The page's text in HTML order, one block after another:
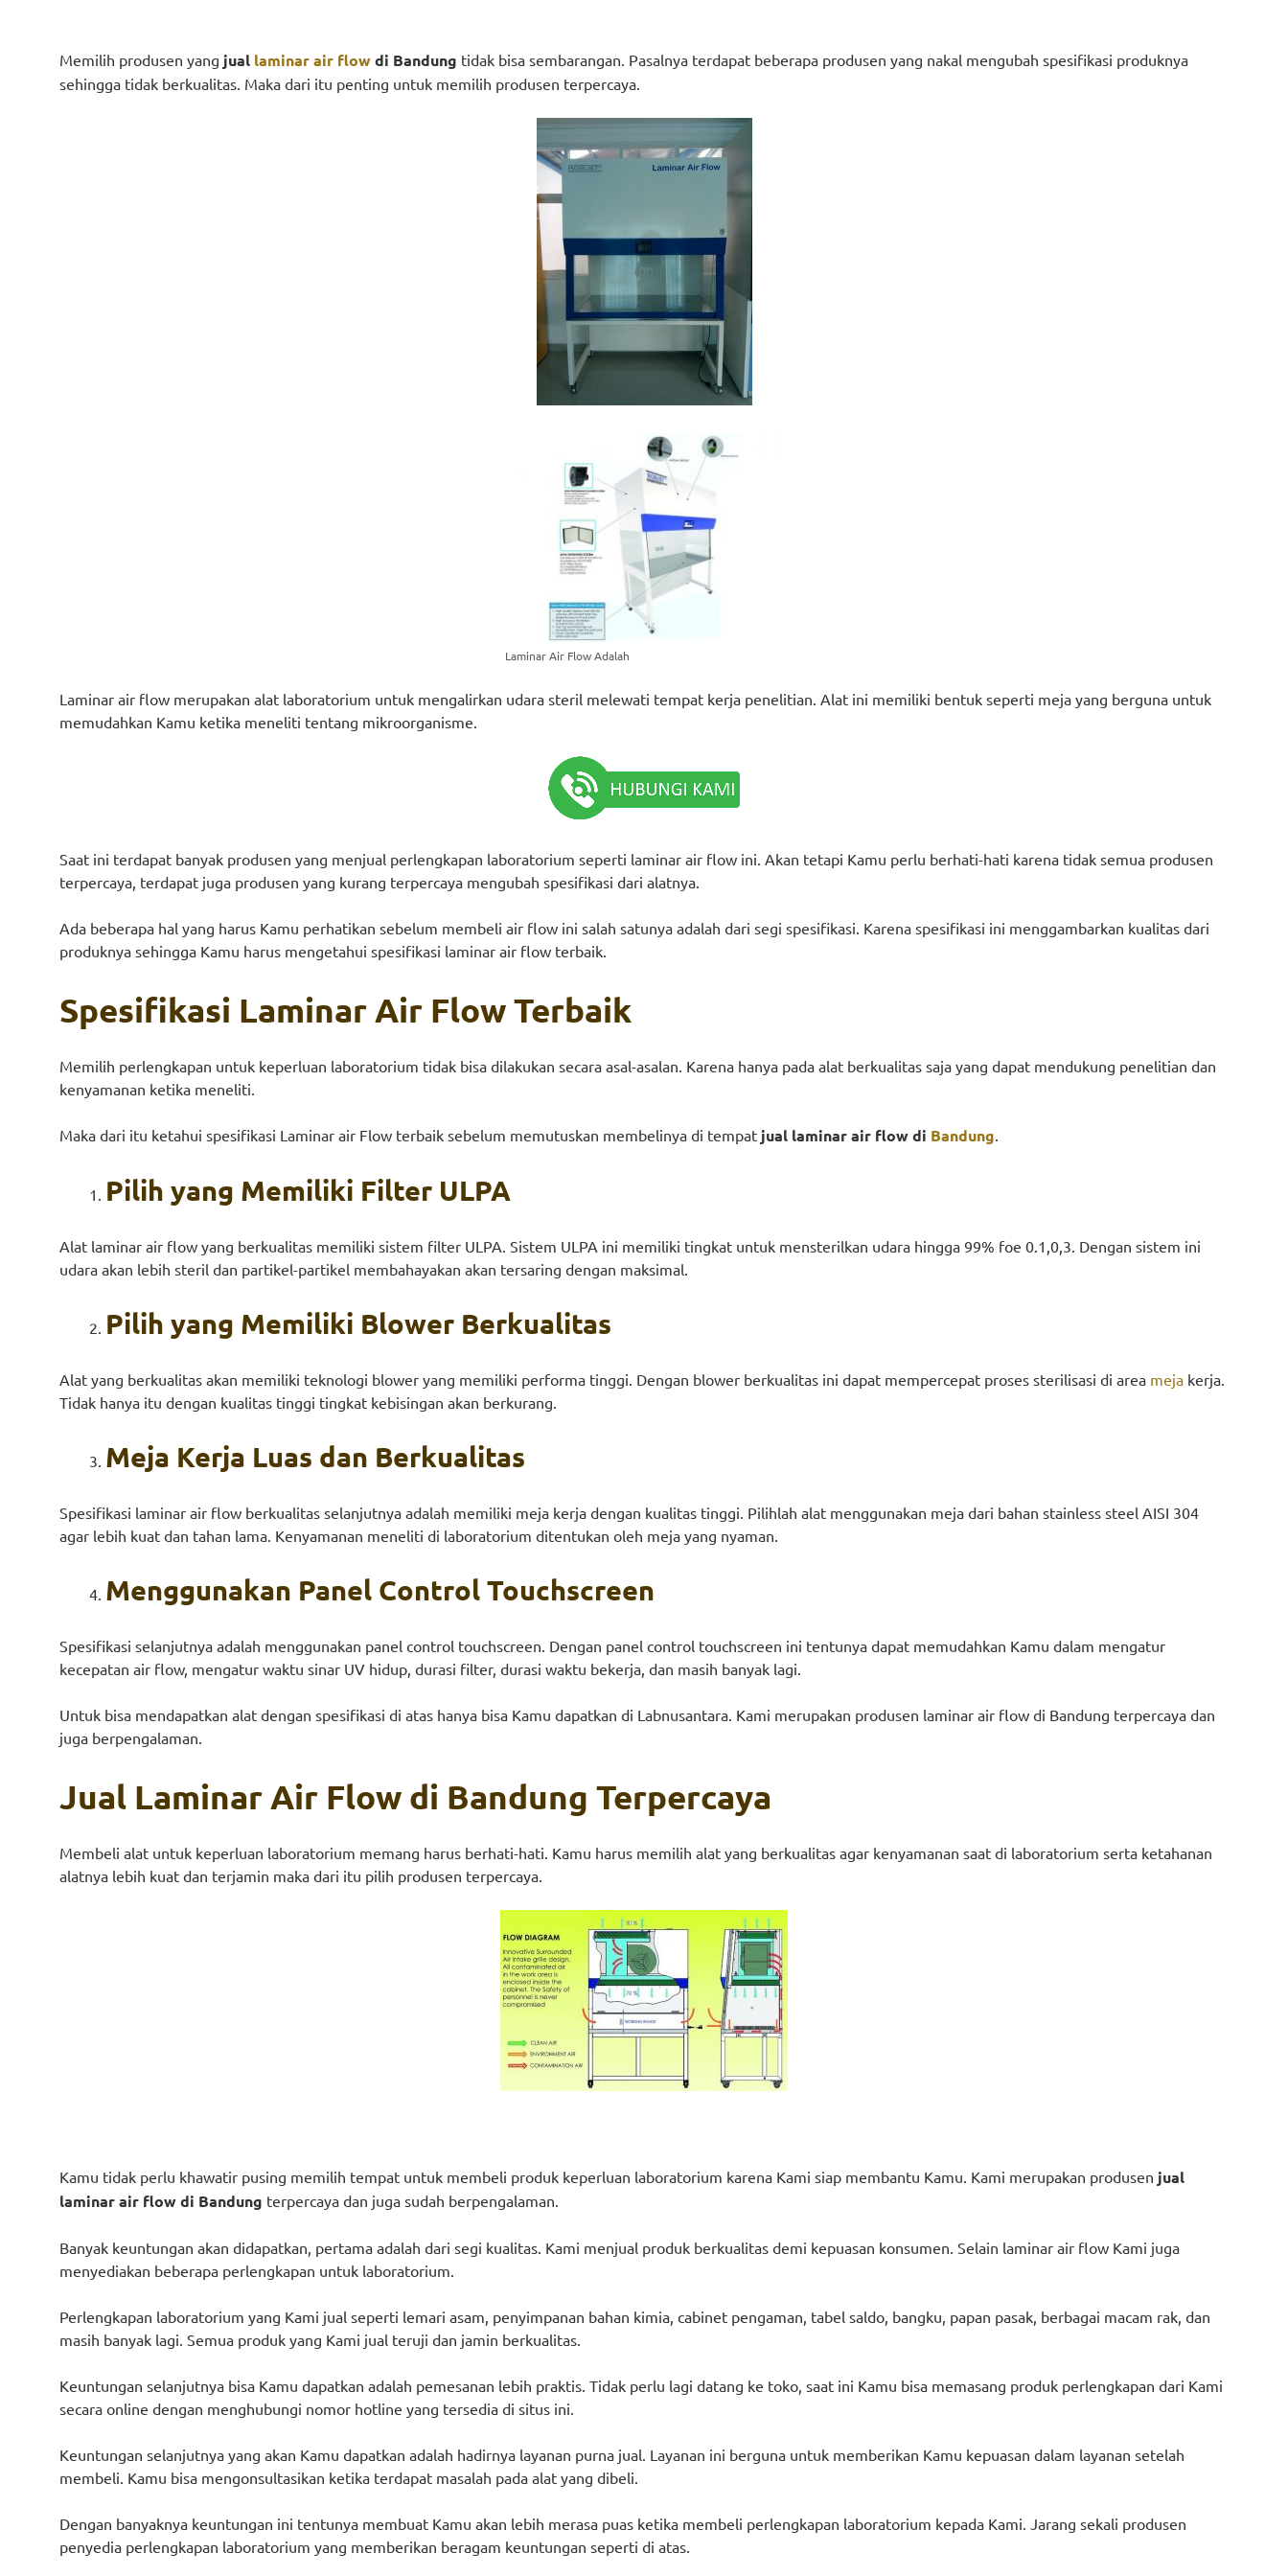
Memilih produsen yang jual laminar air flowdi Bandung tidak bisa sembarangan. Pasalnya terdapat beberapa produsen yang nakal mengubah spesifikasi produknya
sehingga tidak berkualitas. Maka dari itu penting untuk memilih produsen terpercaya.
Laminar Air Flow Adalah
Laminar air flow merupakan alat laboratorium untuk mengalirkan udara steril melewati tempat kerja penelitian. Alat ini memiliki bentuk seperti meja yang berguna untuk
memudahkan Kamu ketika meneliti tentang mikroorganisme.
Saat ini terdapat banyak produsen yang menjual perlengkapan laboratorium seperti laminar air flow ini. Akan tetapi Kamu perlu berhati-hati karena tidak semua produsen
terpercaya, terdapat juga produsen yang kurang terpercaya mengubah spesifikasi dari alatnya.
Ada beberapa hal yang harus Kamu perhatikan sebelum membeli air flow ini salah satunya adalah dari segi spesifikasi. Karena spesifikasi ini menggambarkan kualitas dari
produknya sehingga Kamu harus mengetahui spesifikasi laminar air flow terbaik.
Spesifikasi Laminar Air Flow Terbaik
Memilih perlengkapan untuk keperluan laboratorium tidak bisa dilakukan secara asal-asalan. Karena hanya pada alat berkualitas saja yang dapat mendukung penelitian dan
kenyamanan ketika meneliti.
Maka dari itu ketahui spesifikasi Laminar air Flow terbaik sebelum memutuskan membelinya di tempat jual laminar air flow di Bandung
Pilih yang Memiliki Filter ULPA
Alat laminar air flow yang berkualitas memiliki sistem filter ULPA. Sistem ULPA ini memiliki tingkat untuk mensterilkan udara hingga 99% foe 0.1,0,3. Dengan sistem ini
udara akan lebih steril dan partikel-partikel membahayakan akan tersaring dengan maksimal.
Pilih yang Memiliki Blower Berkualitas
Alat yang berkualitas akan memiliki teknologi blower yang memiliki performa tinggi. Dengan blower berkualitas ini dapat mempercepat proses sterilisasi di area meja kerja.
Tidak hanya itu dengan kualitas tinggi tingkat kebisingan akan berkurang.
Meja Kerja Luas dan Berkualitas
Spesifikasi laminar air flow berkualitas selanjutnya adalah memiliki meja kerja dengan kualitas tinggi. Pilihlah alat menggunakan meja dari bahan stainless steel AISI 304
agar lebih kuat dan tahan lama. Kenyamanan meneliti di laboratorium ditentukan oleh meja yang nyaman.
Menggunakan Panel Control Touchscreen
Spesifikasi selanjutnya adalah menggunakan panel control touchscreen. Dengan panel control touchscreen ini tentunya dapat memudahkan Kamu dalam mengatur
kecepatan air flow, mengatur waktu sinar UV hidup, durasi filter, durasi waktu bekerja, dan masih banyak lagi.
Untuk bisa mendapatkan alat dengan spesifikasi di atas hanya bisa Kamu dapatkan di Labnusantara. Kami merupakan produsen laminar air flow di Bandung terpercaya dan
juga berpengalaman.
Jual Laminar Air Flow di Bandung Terpercaya
Membeli alat untuk keperluan laboratorium memang harus berhati-hati. Kamu harus memilih alat yang berkualitas agar kenyamanan saat di laboratorium serta ketahanan
alatnya lebih kuat dan terjamin maka dari itu pilih produsen terpercaya.
Kamu tidak perlu khawatir pusing memilih tempat untuk membeli produk keperluan laboratorium karena Kami siap membantu Kamu. Kami merupakan produsen jual
laminar air flow di Bandung terpercaya dan juga sudah berpengalaman.
Banyak keuntungan akan didapatkan, pertama adalah dari segi kualitas. Kami menjual produk berkualitas demi kepuasan konsumen. Selain laminar air flow Kami juga
menyediakan beberapa perlengkapan untuk laboratorium.
Perlengkapan laboratorium yang Kami jual seperti lemari asam, penyimpanan bahan kimia, cabinet pengaman, tabel saldo, bangku, papan pasak, berbagai macam rak, dan
masih banyak lagi. Semua produk yang Kami jual teruji dan jamin berkualitas.
Keuntungan selanjutnya bisa Kamu dapatkan adalah pemesanan lebih praktis. Tidak perlu lagi datang ke toko, saat ini Kamu bisa memasang produk perlengkapan dari Kami
secara online dengan menghubungi nomor hotline yang tersedia di situs ini.
Keuntungan selanjutnya yang akan Kamu dapatkan adalah hadirnya layanan purna jual. Layanan ini berguna untuk memberikan Kamu kepuasan dalam layanan setelah
membeli. Kamu bisa mengonsultasikan ketika terdapat masalah pada alat yang dibeli.
Dengan banyaknya keuntungan ini tentunya membuat Kamu akan lebih merasa puas ketika membeli perlengkapan laboratorium kepada Kami. Jarang sekali produsen
penyedia perlengkapan laboratorium yang memberikan beragam keuntungan seperti di atas.